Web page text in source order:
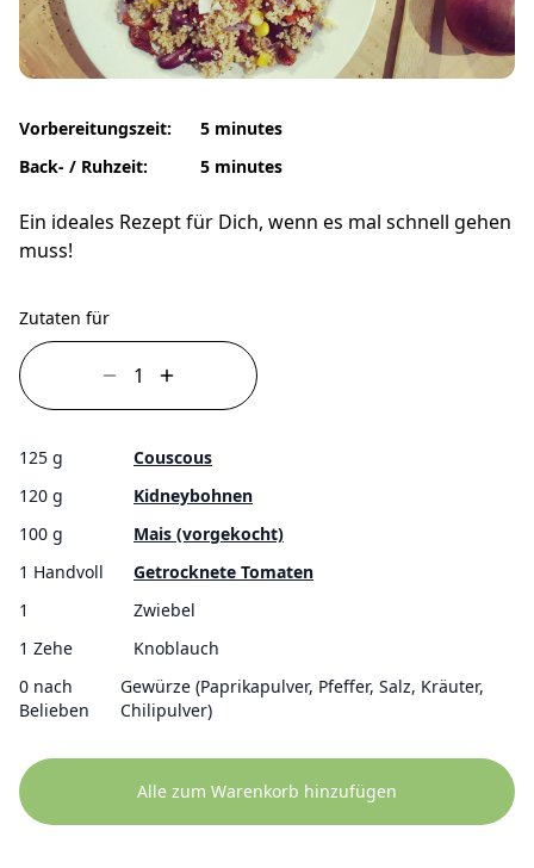
Vorbereitungszeit:
Back- / Ruhzeit:
5 minutes
5 minutes
Ein ideales Rezept für Dich, wenn es mal schnell gehen
muss!
Zutaten für
125 g
Couscous
120 g
Kidneybohnen
100 g
Mais (vorgekocht)
1 Handvoll
Getrocknete Tomaten
1
Zwiebel
1 Zehe
Knoblauch
0 nach
Belieben
Gewürze (Paprikapulver, Pfeffer, Salz, Kräuter,
Chilipulver)
Alle zum Warenkorb hinzufügen